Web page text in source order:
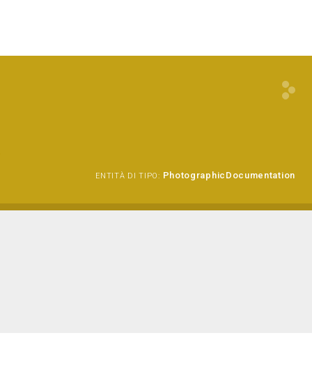
ENTITÀ DI TIPO: PhotographicDocumentation